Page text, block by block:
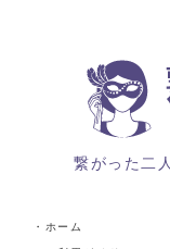
繋がった二
・ホーム